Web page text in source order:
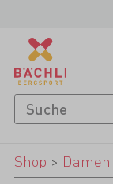
Shop > Damen